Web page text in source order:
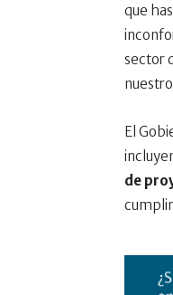
que
sector
El
de